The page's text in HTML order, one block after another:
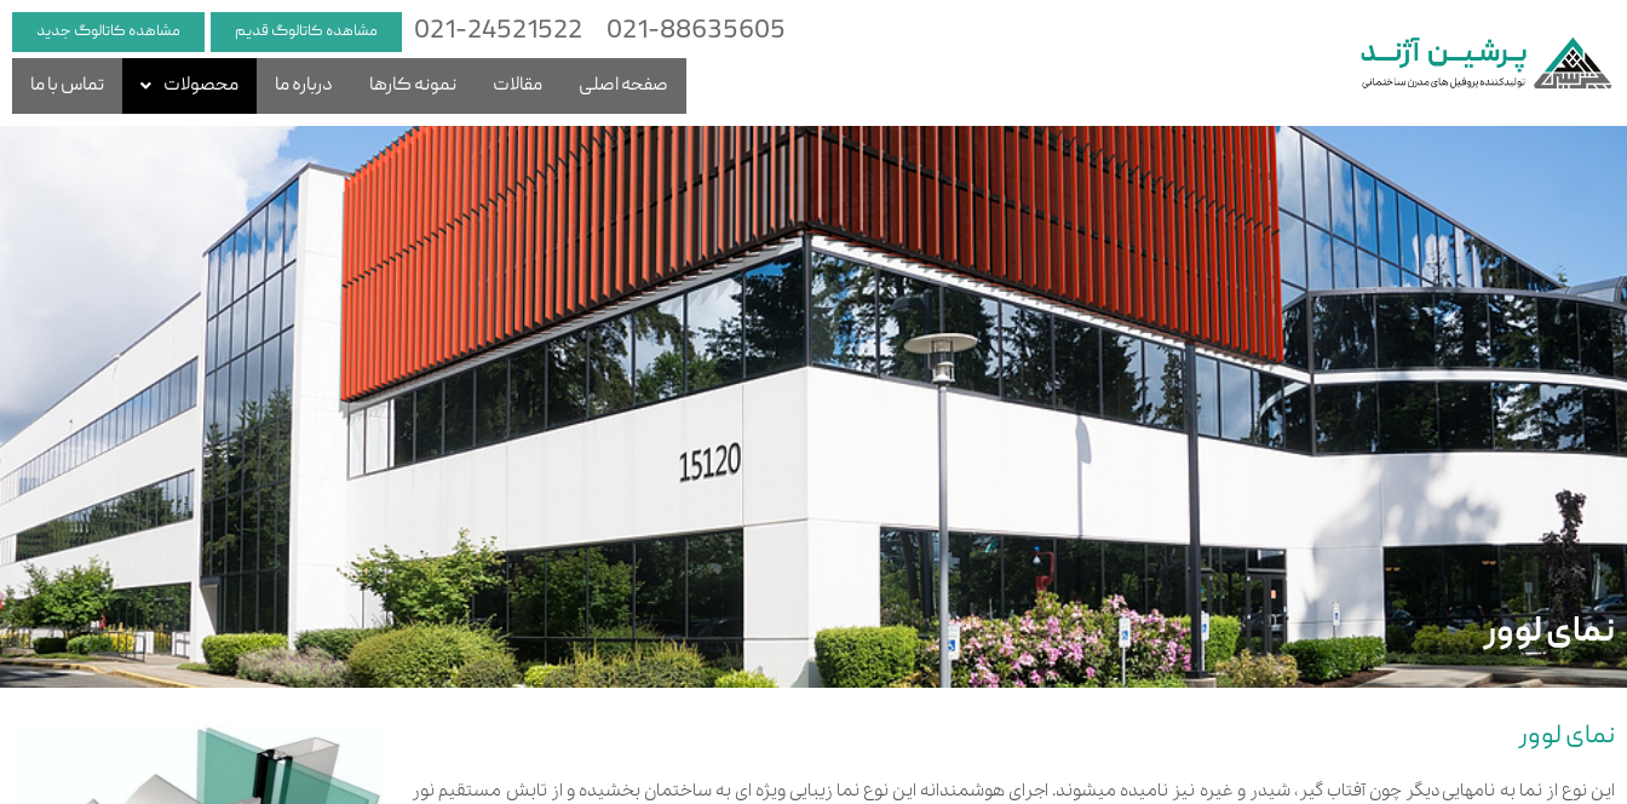
021-88635605
021-24521522 مشاهده کاتالوگ قدیم مشاهده کاتالوگ جدید
صفحه اصلی مقالات نمونه کارها درباره ما محصولات تماس با ما
نمای لوور
نمای لوور
این نوع از نما به نامهایی دیگر چون آفتاب گیر، شیدر و غیره نیز نامیده میشوند. اجرای هوشمندانه این نوع نما زیبایی ویژه ای به ساختمان بخشیده و از تابش مستقیم نور